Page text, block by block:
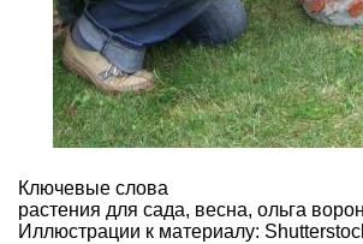
Ключевые слова
растения для сада, весна, ольга
Иллюстрации к материалу: